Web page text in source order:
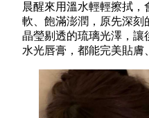
晨醒來用溫水輕輕擦拭
軟、飽滿澎潤，原先深刻
晶瑩剔透的琉璃光澤，讓
水光唇膏，都能完美貼膚